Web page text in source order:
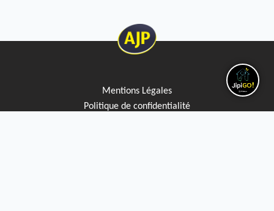
Mentions Légales
Politique de confidentialité